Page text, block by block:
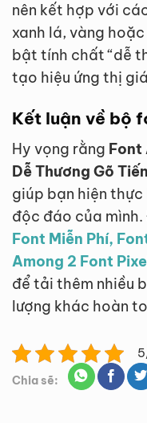
nên kết hợp với
xanh lá, vàng
bật tính chất “dễ
tạo hiệu ứng thị
Kết luận về bộ
Hy vọng rằng Font
Dễ Thương Gõ
giúp bạn hiện
độc đáo của
Font Miễn Phí,
Among 2 Font
để tải thêm nhiều
lượng khác hoàn
Chia sẽ: